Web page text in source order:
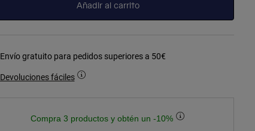
Añadir al carrito
Envío gratuito para pedidos superiores a 50€
Devoluciones fáciles
Compra 3 productos y obtén un -10%